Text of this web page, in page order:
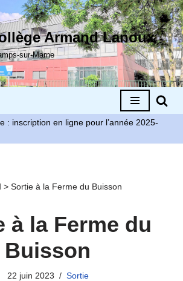
Armand Lanoux
sur-Marne
: inscription en ligne pour l’année 2025-
> Sortie à la Ferme du Buisson
à la Ferme du
Buisson
22 juin 2023 Sortie